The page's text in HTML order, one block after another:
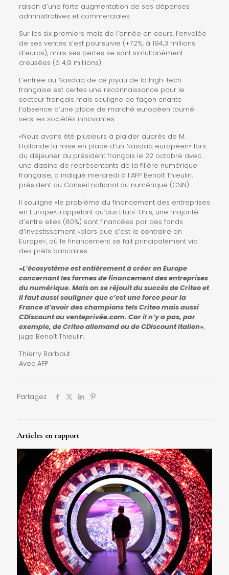
raison d’une forte augmentation de ses dépenses
administratives et commerciales.
Sur les six premiers mois de l’année en cours, l’envolée
de ses ventes s’est poursuivie (+72%, à 194,3 millions
d’euros), mais ses pertes se sont simultanément
creusées (à 4,9 millions).
L’entrée au Nasdaq de ce joyau de la high-tech
française est certes une reconnaissance pour le
secteur français mais souligne de façon criante
l’absence d’une place de marché européen tourné
vers les sociétés innovantes.
«Nous avons été plusieurs à plaider auprès de M.
Hollande la mise en place d’un Nasdaq européen» lors
du déjeuner du président français le 22 octobre avec
une dizaine de représentants de la filière numérique
française, a indiqué mercredi à l’AFP Benoît Thieulin,
président du Conseil national du numérique (CNN).
Il souligne «le problème du financement des entreprises
en Europe», rappelant qu’aux Etats-Unis, une majorité
d’entre elles (80%) sont financées par des fonds
d’investissement «alors que c’est le contraire en
Europe», où le financement se fait principalement via
des prêts bancaires.
«L’écosystème est entièrement à créer en Europe
concernant les formes de financement des entreprises
du numérique. Mais on se réjouit du succès de Criteo et
il faut aussi souligner que c’est une force pour la
France d’avoir des champions tels Criteo mais aussi
CDiscount ou venteprivée.com. Car il n’y a pas, par
exemple, de Criteo allemand ou de CDiscount italien»,
juge Benoît Thieulin.
Thierry Barbaut
Avec AFP
Partagez
Articles en rapport